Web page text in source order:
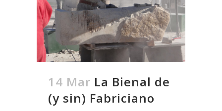
14 Mar La Bienal de
(y sin) Fabriciano